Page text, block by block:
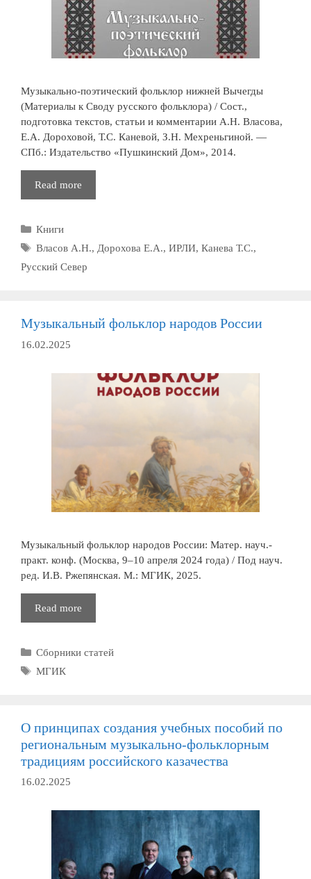
Музыкально-поэтический фольклор нижней Вычегды
(Материалы к Своду русского фольклора) / Сост.,
подготовка текстов, статьи и комментарии А.Н. Власова,
Е.А. Дороховой, Т.С. Каневой, З.Н. Мехреньгиной. —
СПб.: Издательство «Пушкинский Дом», 2014.
Read more
поэтический
Вычегды
к
фольклора)
Рубрики
Книги
Метки
Власов А.Н., Дорохова Е.А., ИРЛИ, Канева Т.С.,
Русский Север
Музыкальный фольклор народов России
16.02.2025
Музыкальный фольклор народов России: Матер. науч.-
практ. конф. (Москва, 9–10 апреля 2024 года) / Под науч.
ред. И.В. Ржепянская. М.: МГИК, 2025.
Read more
фольклор
России
Рубрики
Сборники статей
Метки
МГИК
О принципах создания учебных пособий по
региональным музыкально-фольклорным
традициям российского казачества
16.02.2025